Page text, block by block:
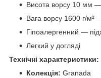
Висота ворсу 10 мм
Вага ворсу 1600 г/м² —
Гіпоалергенний —
Легкий у догляді
Технічні характеристики:
Колекція: Granada